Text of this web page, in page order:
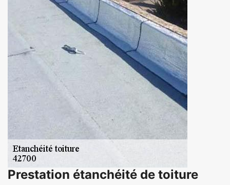
Prestation étanchéité de toiture